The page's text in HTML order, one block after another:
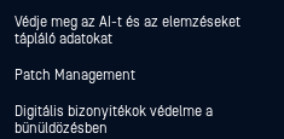
Védje meg az AI-t és az elemzéseket
tápláló adatokat
Patch Management
Digitális bizonyítékok védelme a
bűnüldözésben